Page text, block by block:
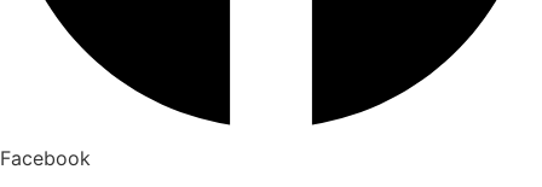
Facebook